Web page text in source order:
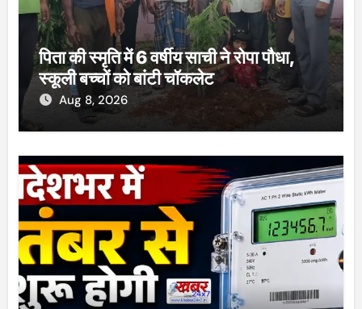
पिता की स्मृति में 6 वर्षीय साची ने रोपा पौधा,
स्कूली बच्चों को बांटी चॉकलेट
Aug 8, 2026